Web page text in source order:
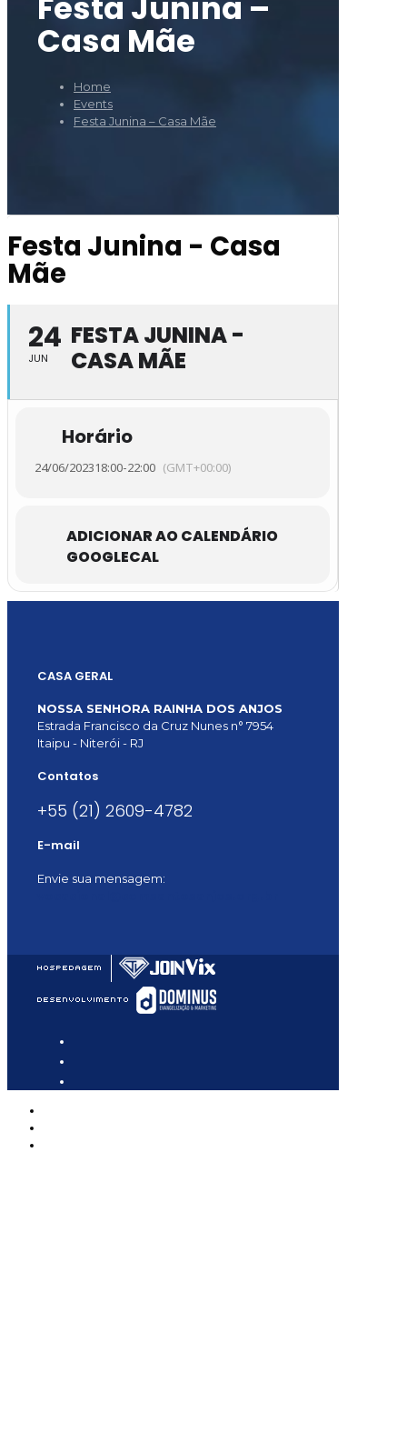
Casa Mãe
Home
Events
Festa Junina – Casa Mãe
Festa Junina - Casa
Mãe
24
JUN
FESTA JUNINA -
CASA MÃE
Horário
24/06/202318:00-22:00 (GMT+00:00)
ADICIONAR AO CALENDÁRIO
GOOGLECAL
CASA GERAL
NOSSA SENHORA RAINHA DOS ANJOS
Estrada Francisco da Cruz Nunes n° 7954
Itaipu - Niterói - RJ
Contatos
+55 (21) 2609-4782
E-mail
Envie sua mensagem: